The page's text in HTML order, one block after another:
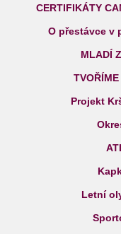
CERTIFIKÁTY
O přestávce v
MLADÍ
Projekt
Letní